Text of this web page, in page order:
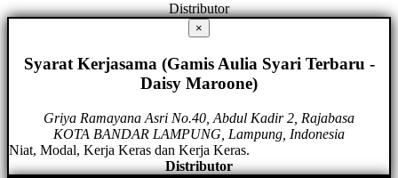
Distributor
×
Syarat Kerjasama (Gamis Aulia Syari Terbaru -
Daisy Maroone)
Griya Ramayana Asri No.40, Abdul Kadir 2, Rajabasa
KOTA BANDAR LAMPUNG, Lampung, Indonesia
Niat, Modal, Kerja Keras dan Kerja Keras.
Distributor